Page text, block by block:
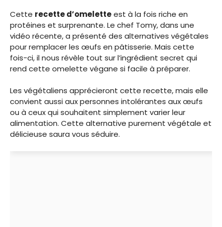
Cette recette d’omeletteest à la fois riche en
protéines et surprenante. Le chef Tomy, dans une
vidéo récente, a présenté des alternatives végétales
pour remplacer les œufs en pâtisserie. Mais cette
fois-ci, il nous révèle tout sur l’ingrédient secret qui
rend cette omelette végane si facile à préparer.
Les végétaliens apprécieront cette recette, mais elle
convient aussi aux personnes intolérantes aux œufs
ou à ceux qui souhaitent simplement varier leur
alimentation. Cette alternative purement végétale et
délicieuse saura vous séduire.